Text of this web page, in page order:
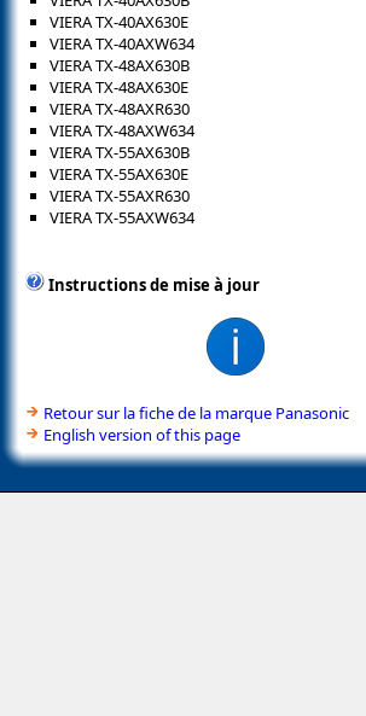
VIERA TX-40AX630E
VIERA TX-40AXW634
VIERA TX-48AX630B
VIERA TX-48AX630E
VIERA TX-48AXR630
VIERA TX-48AXW634
VIERA TX-55AX630B
VIERA TX-55AX630E
VIERA TX-55AXR630
VIERA TX-55AXW634
Instructions de mise à jour
Retour sur la fiche de la marque Panasonic
English version of this page